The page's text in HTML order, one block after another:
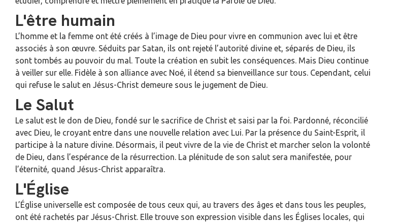
L'être humain
L’homme et la femme ont été créés à l’image de Dieu pour vivre en communion avec lui et être
associés à son œuvre. Séduits par Satan, ils ont rejeté l’autorité divine et, séparés de Dieu, ils
sont tombés au pouvoir du mal. Toute la création en subit les conséquences. Mais Dieu continue
à veiller sur elle. Fidèle à son alliance avec Noé, il étend sa bienveillance sur tous. Cependant, celui
qui refuse le salut en Jésus-Christ demeure sous le jugement de Dieu.
Le Salut
Le salut est le don de Dieu, fondé sur le sacrifice de Christ et saisi par la foi. Pardonné, réconcilié
avec Dieu, le croyant entre dans une nouvelle relation avec Lui. Par la présence du Saint-Esprit, il
participe à la nature divine. Désormais, il peut vivre de la vie de Christ et marcher selon la volonté
de Dieu, dans l’espérance de la résurrection. La plénitude de son salut sera manifestée, pour
l’éternité, quand Jésus-Christ apparaîtra.
L'Église
L’Église universelle est composée de tous ceux qui, au travers des âges et dans tous les peuples,
ont été rachetés par Jésus-Christ. Elle trouve son expression visible dans les Églises locales, qui